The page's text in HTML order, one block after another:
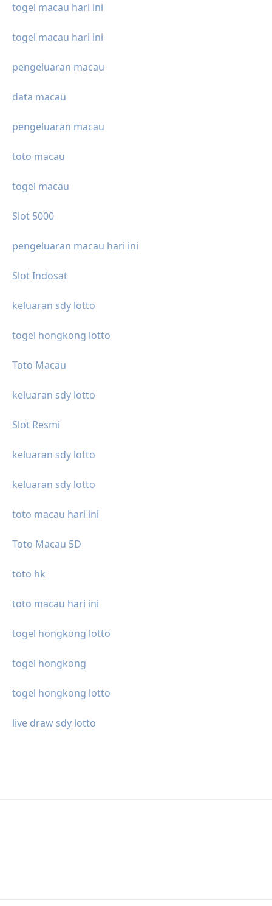
togel macau hari ini
togel macau hari ini
pengeluaran macau
data macau
pengeluaran macau
toto macau
togel macau
Slot 5000
pengeluaran macau hari ini
Slot Indosat
keluaran sdy lotto
togel hongkong lotto
Toto Macau
keluaran sdy lotto
Slot Resmi
keluaran sdy lotto
keluaran sdy lotto
toto macau hari ini
Toto Macau 5D
toto hk
toto macau hari ini
togel hongkong lotto
togel hongkong
togel hongkong lotto
live draw sdy lotto